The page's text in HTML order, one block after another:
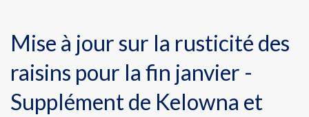
Mise à jour sur la rusticité des
raisins pour la fin janvier -
Supplément de Kelowna et